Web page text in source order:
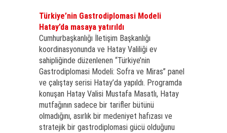
Türkiye’nin Gastrodiplomasi Modeli
Hatay’da masaya yatırıldı
Cumhurbaşkanlığı İletişim Başkanlığı
koordinasyonunda ve Hatay Valiliği ev
sahipliğinde düzenlenen “Türkiye’nin
Gastrodiplomasi Modeli: Sofra ve Miras” panel
ve çalıştay serisi Hatay’da yapıldı. Programda
konuşan Hatay Valisi Mustafa Masatlı, Hatay
mutfağının sadece bir tarifler bütünü
olmadığını, asırlık bir medeniyet hafızası ve
stratejik bir gastrodiplomasi gücü olduğunu